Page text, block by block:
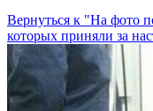
Вернуться к "На фото
которых приняли за